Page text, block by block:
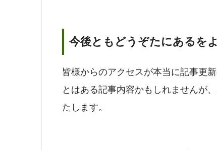
今後ともどうぞたにあるを
皆様からのアクセスが本当に記事更
とはある記事内容かもしれませんが
たします。